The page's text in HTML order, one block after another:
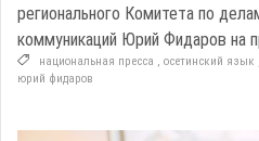
регионального Комитета по
коммуникаций Юрий Фидаров на
национальная пресса , осетинский язык
юрий фидаров